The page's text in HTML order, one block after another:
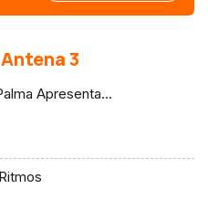
3
Apresenta…